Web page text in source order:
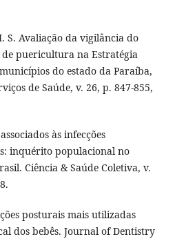
S. Avaliação da vigilância do
de puericultura na Estratégia
do estado da Paraíba,
de Saúde, v. 26, p. 847-855,
às infecções
inquérito populacional no
Ciência & Saúde Coletiva, v.
posturais mais utilizadas
dos bebês. Journal of Dentistry